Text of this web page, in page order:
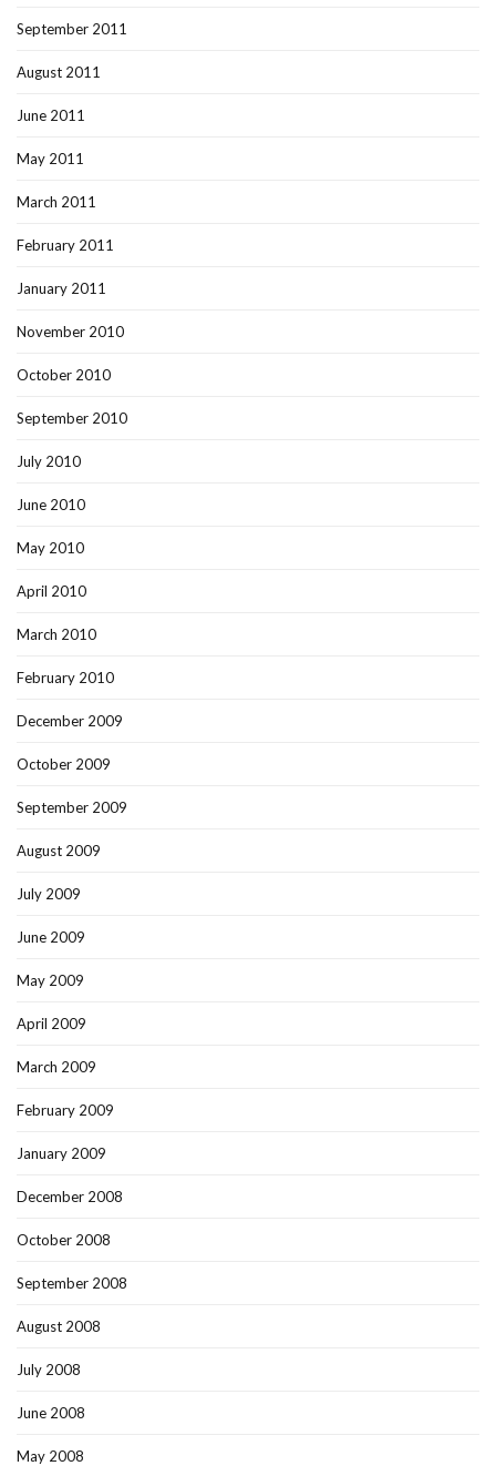
September 2011
August 2011
June 2011
May 2011
March 2011
February 2011
January 2011
November 2010
October 2010
September 2010
July 2010
June 2010
May 2010
April 2010
March 2010
February 2010
December 2009
October 2009
September 2009
August 2009
July 2009
June 2009
May 2009
April 2009
March 2009
February 2009
January 2009
December 2008
October 2008
September 2008
August 2008
July 2008
June 2008
May 2008